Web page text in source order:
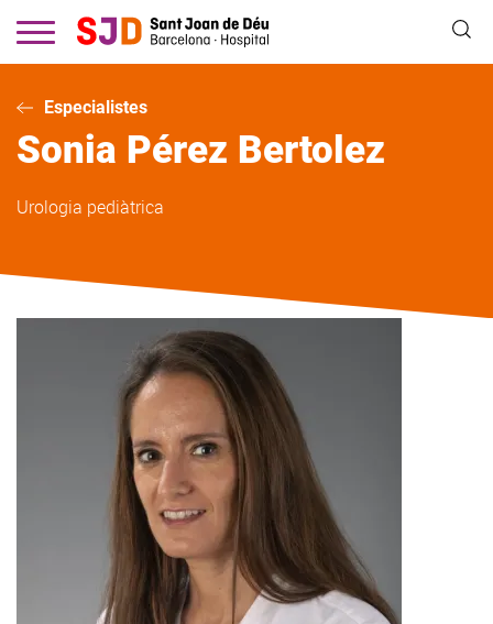
contingut
Especialistes
Sonia Pérez Bertolez
Urologia pediàtrica